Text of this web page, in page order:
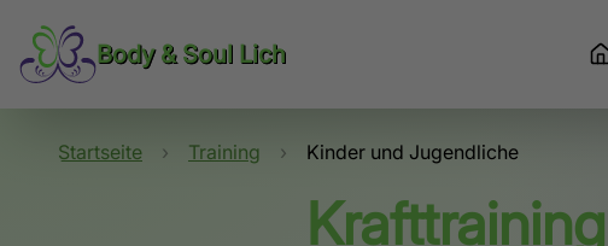
Body & Soul Lich
Startseite › Training › Kinder und Jugendliche